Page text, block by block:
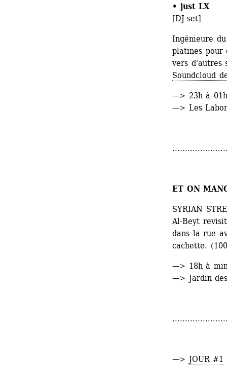
• just LX
[DJ-set]
Ingénieure
platines pour
vers d'autres
Soundcloud
—> 23h à 01h
—> Les
ET ON
SYRIAN
Al-Beyt
dans la rue
cachette.
—> 18h à
—> Jardin
—> JOUR #1